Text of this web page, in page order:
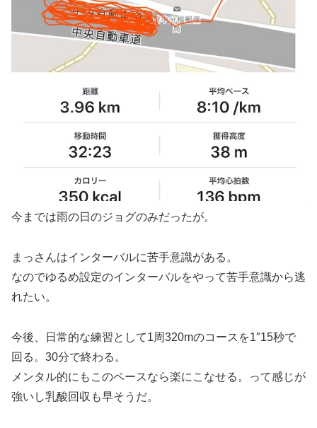
今までは雨の日のジョグのみだったが。
まっさんはインターバルに苦手意識がある。
なのでゆるめ設定のインターバルをやって苦手意識から逃
れたい。
今後、日常的な練習として1周320mのコースを1″15秒で
回る。30分で終わる。
メンタル的にもこのペースなら楽にこなせる。って感じが
強いし乳酸回収も早そうだ。